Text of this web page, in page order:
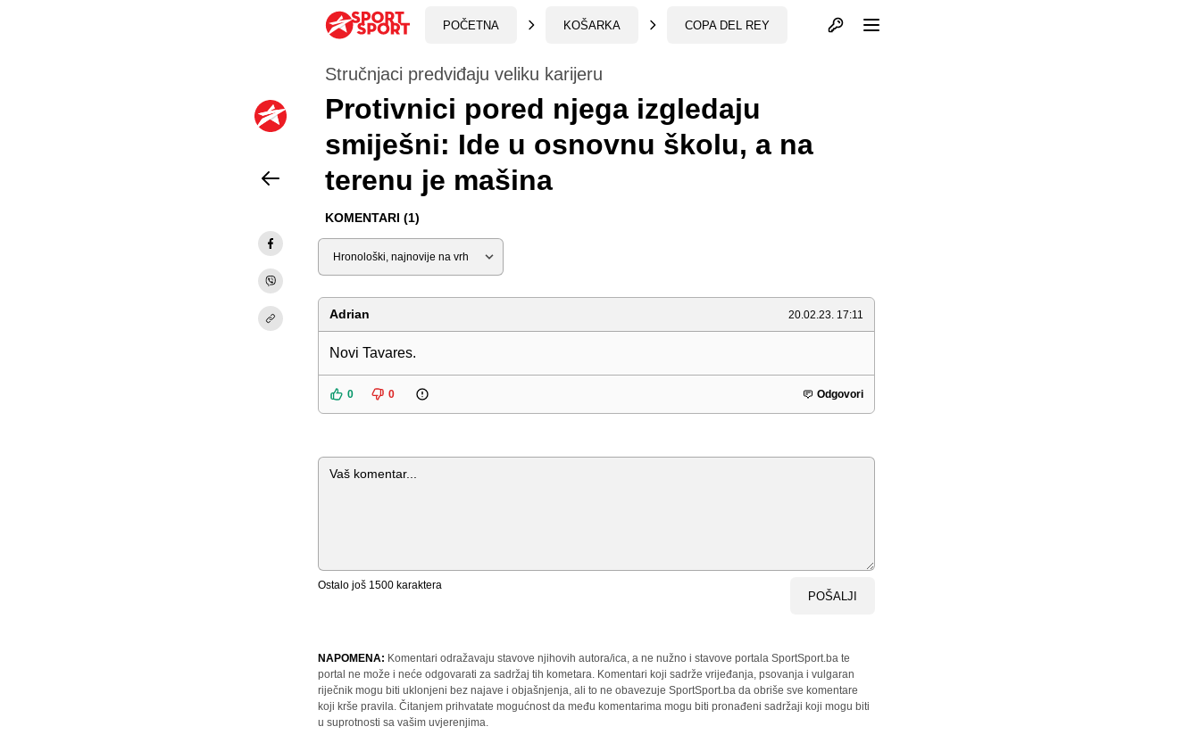
POČETNA KOŠARKA COPA DEL REY Otvori profil
Stručnjaci predviđaju veliku karijeru
Protivnici pored njega izgledaju
smiješni: Ide u osnovnu školu, a na
terenu je mašina
KOMENTARI (1)
Sortiraj
Adrian 20.02.23. 17:11
Novi Tavares.
0 0 Odgovori
Komentar
Ostalo još 1500 karaktera
POŠALJI
NAPOMENA: Komentari odražavaju stavove njihovih autora/ica, a ne nužno i stavove portala SportSport.ba te
portal ne može i neće odgovarati za sadržaj tih kometara. Komentari koji sadrže vrijeđanja, psovanja i vulgaran
riječnik mogu biti uklonjeni bez najave i objašnjenja, ali to ne obavezuje SportSport.ba da obriše sve komentare
koji krše pravila. Čitanjem prihvatate mogućnost da među komentarima mogu biti pronađeni sadržaji koji mogu biti
u suprotnosti sa vašim uvjerenjima.